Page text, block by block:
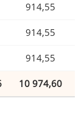
914,55
914,55
914,55
10 974,60